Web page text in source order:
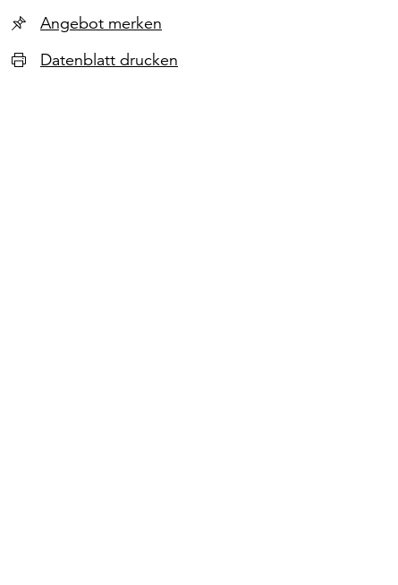
Angebot merken
Datenblatt drucken